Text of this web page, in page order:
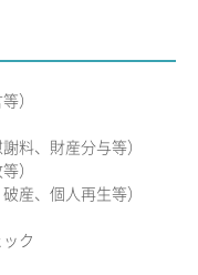
）
料、財産分与等）
）
産、個人再生等）
ク